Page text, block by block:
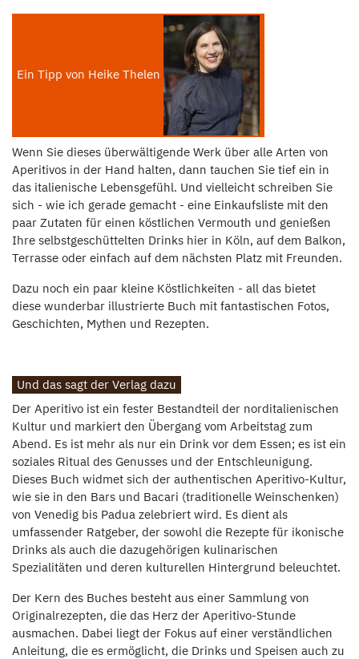
Ein Tipp von Heike Thelen
Wenn Sie dieses überwältigende Werk über alle Arten von
Aperitivos in der Hand halten, dann tauchen Sie tief ein in
das italienische Lebensgefühl. Und vielleicht schreiben Sie
sich - wie ich gerade gemacht - eine Einkaufsliste mit den
paar Zutaten für einen köstlichen Vermouth und genießen
Ihre selbstgeschüttelten Drinks hier in Köln, auf dem Balkon,
Terrasse oder einfach auf dem nächsten Platz mit Freunden.
Dazu noch ein paar kleine Köstlichkeiten - all das bietet
diese wunderbar illustrierte Buch mit fantastischen Fotos,
Geschichten, Mythen und Rezepten.
Und das sagt der Verlag dazu
Der Aperitivo ist ein fester Bestandteil der norditalienischen
Kultur und markiert den Übergang vom Arbeitstag zum
Abend. Es ist mehr als nur ein Drink vor dem Essen; es ist ein
soziales Ritual des Genusses und der Entschleunigung.
Dieses Buch widmet sich der authentischen Aperitivo-Kultur,
wie sie in den Bars und Bacari (traditionelle Weinschenken)
von Venedig bis Padua zelebriert wird. Es dient als
umfassender Ratgeber, der sowohl die Rezepte für ikonische
Drinks als auch die dazugehörigen kulinarischen
Spezialitäten und deren kulturellen Hintergrund beleuchtet.
Der Kern des Buches besteht aus einer Sammlung von
Originalrezepten, die das Herz der Aperitivo-Stunde
ausmachen. Dabei liegt der Fokus auf einer verständlichen
Anleitung, die es ermöglicht, die Drinks und Speisen auch zu